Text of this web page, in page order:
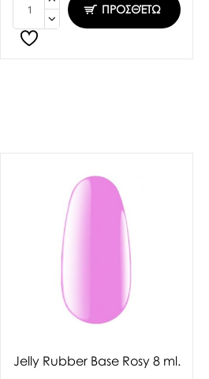
ΠΡΟΣΘΈΤΩ
Jelly Rubber Base Rosy 8 ml.